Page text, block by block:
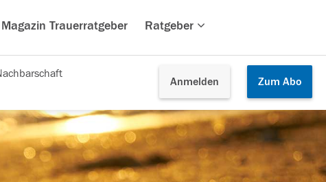
Magazin Trauerratgeber Ratgeber
Anmelden Zum Abo